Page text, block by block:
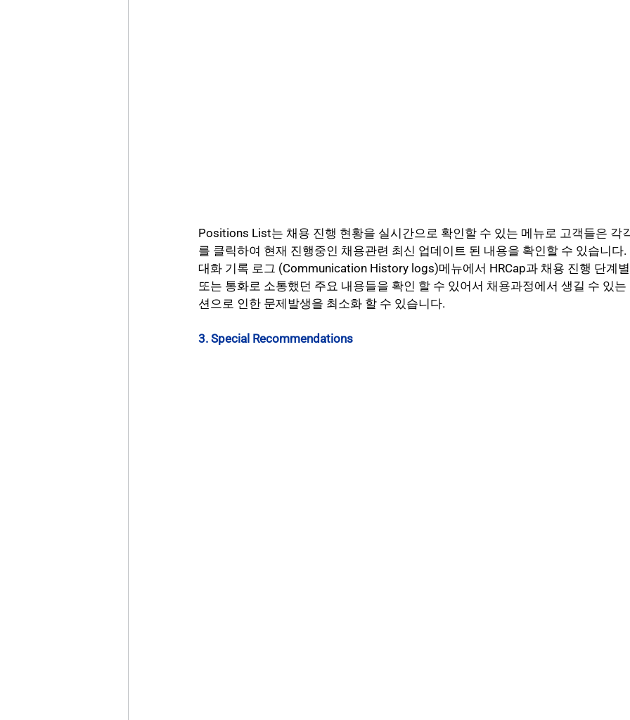
Positions List는 채용 진행 현황을 실시간으로 확인할 수 있는 메뉴로 고객들은 각
를 클릭하여 현재 진행중인 채용관련 최신 업데이트 된 내용을 확인할 수 있습니다.
대화 기록 로그 (Communication History logs)메뉴에서 HRCap과 채용 진행 단계
또는 통화로 소통했던 주요 내용들을 확인 할 수 있어서 채용과정에서 생길 수 있는
션으로 인한 문제발생을 최소화 할 수 있습니다.
3. Special Recommendations